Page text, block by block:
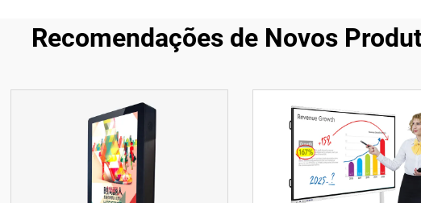
Recomendações de Novos